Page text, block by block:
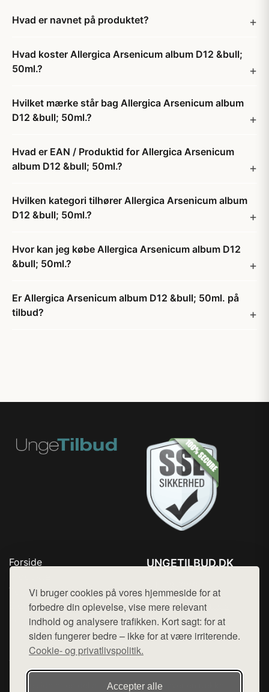
Vi bruger cookies på vores hjemmeside for at
forbedre din oplevelse, vise mere relevant
indhold og analysere trafikken. Kort sagt: for at
siden fungerer bedre – ikke for at være irriterende.
Cookie- og privatlivspolitik.
Accepter alle
Hvad er navnet på produktet?
Hvad koster Allergica Arsenicum album D12 &bull;
50ml.?
Hvilket mærke står bag Allergica Arsenicum album
D12 &bull; 50ml.?
Hvad er EAN / Produktid for Allergica Arsenicum
album D12 &bull; 50ml.?
Hvilken kategori tilhører Allergica Arsenicum album
D12 &bull; 50ml.?
Hvor kan jeg købe Allergica Arsenicum album D12
&bull; 50ml.?
Er Allergica Arsenicum album D12 &bull; 50ml. på
tilbud?
Forside
Top Rabatter
Blog
Kontakt
UNGETILBUD.DK
Mail: hej@want.dk
Cookie- og privatlivspolitik
Denne side er en del af want.dk, der udgiver en række